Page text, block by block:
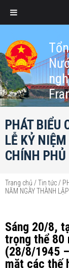
PHÁT BIỂU
LỄ KỶ
CHÍNH PHỦ
Trang chủ /Tin tức /
NĂM NGÀY THÀNH
Sáng 20/8,
trọng thể 80
(28/8/1945
mặt các thế